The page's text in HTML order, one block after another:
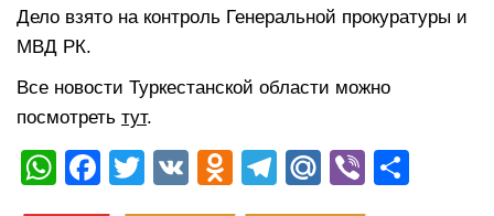
Дело взято на контроль Генеральной прокуратуры и
МВД РК.
Все новости Туркестанской области можно
посмотреть тут.
W
F
T
V
O
T
M
Vi